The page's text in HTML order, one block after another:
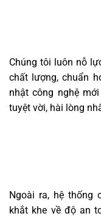
Chúng tôi luôn nỗ
chất lượng, chuẩn
nhật công nghệ
tuyệt vời, hài lòng
Ngoài ra, hệ thống
khắt khe về độ an